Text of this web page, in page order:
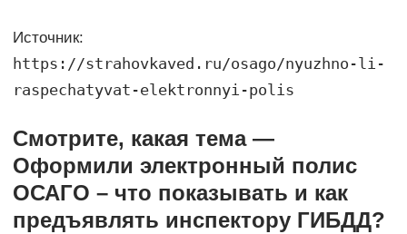
Источник:
https://strahovkaved.ru/osago/nyuzhno-li-
raspechatyvat-elektronnyi-polis
Смотрите, какая тема —
Оформили электронный полис
ОСАГО – что показывать и как
предъявлять инспектору ГИБДД?